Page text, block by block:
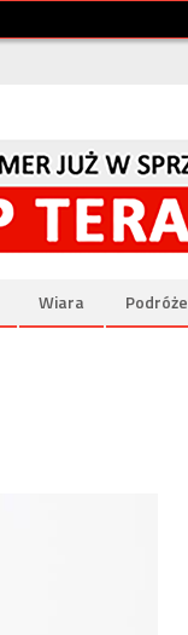
Wiara Podróże